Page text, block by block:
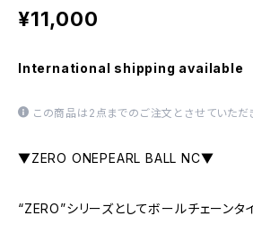
¥11,000
International shipping available
この商品は2点までのご注文とさせていただ
▼ZERO ONEPEARL BALL NC▼
“ZERO”シリーズとしてボールチェーンタ